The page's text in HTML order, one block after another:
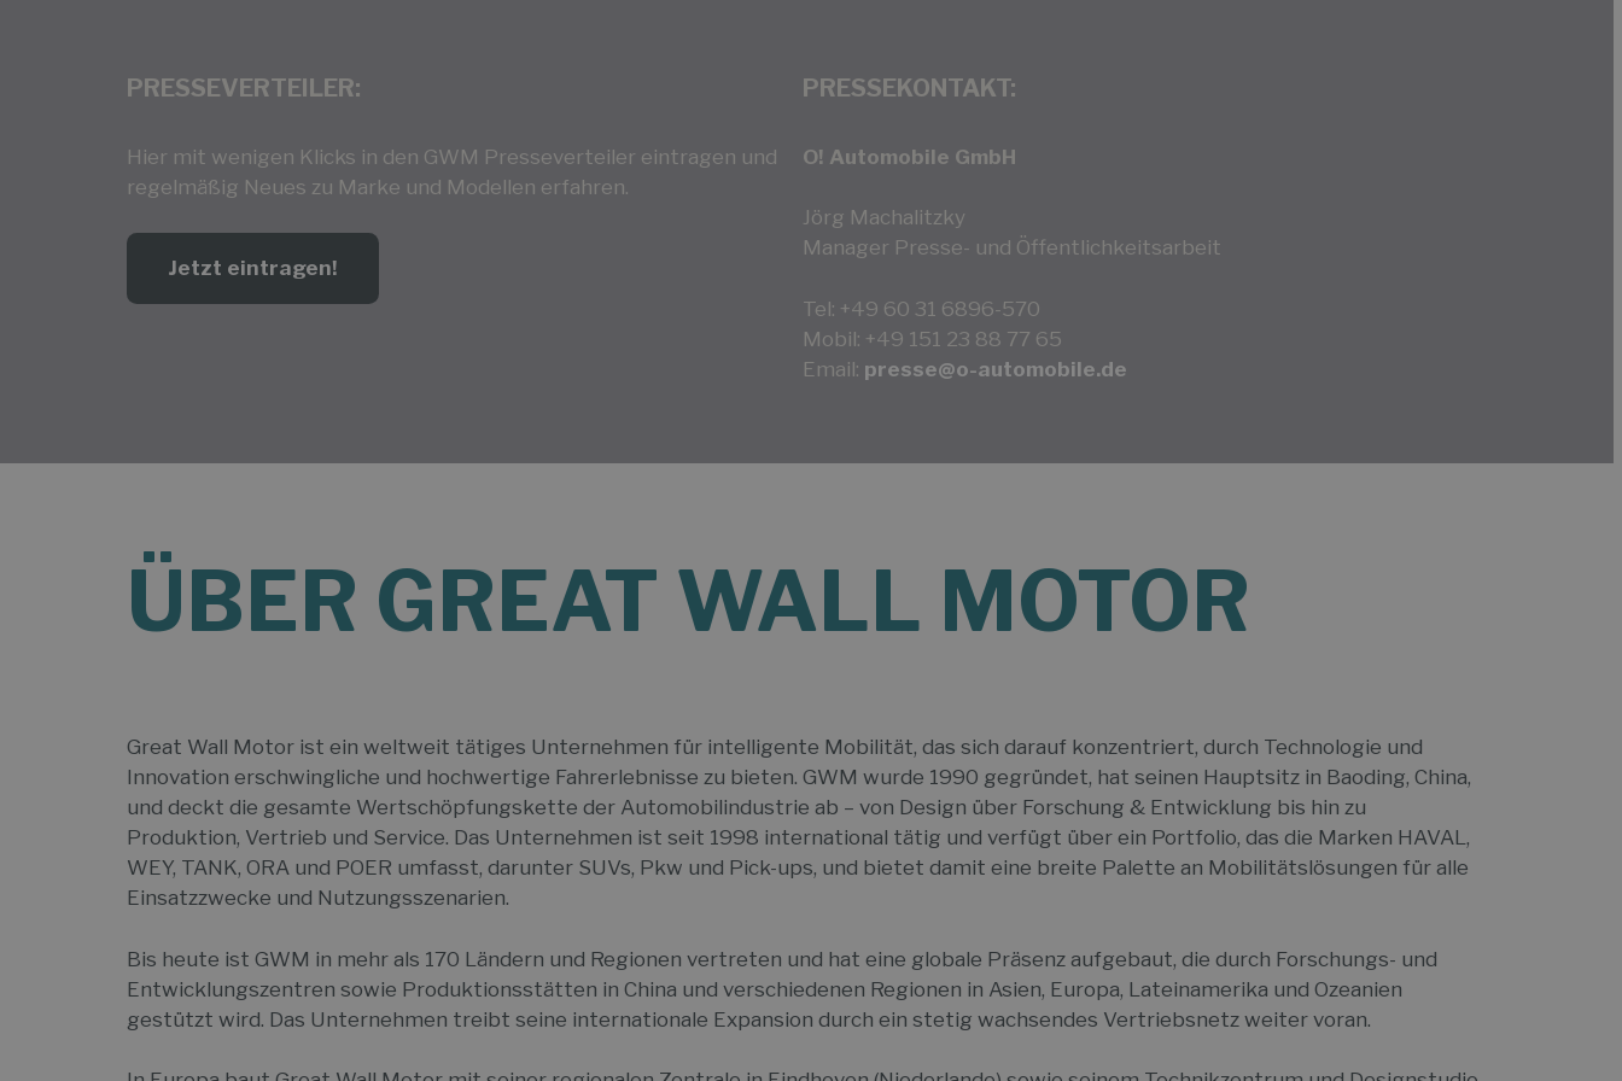
PRESSEVERTEILER:
Hier mit wenigen Klicks in den GWM Presseverteiler eintragen und
regelmäßig Neues zu Marke und Modellen erfahren.
Jetzt eintragen!
PRESSEKONTAKT:
O! Automobile GmbH
Jörg Machalitzky
Manager Presse- und Öffentlichkeitsarbeit
Tel: +49 60 31 6896-570
Mobil: +49 151 23 88 77 65
Email: presse@o-automobile.de
ÜBER GREAT WALL MOTOR
Great Wall Motor ist ein weltweit tätiges Unternehmen für intelligente Mobilität, das sich darauf konzentriert, durch Technologie und
Innovation erschwingliche und hochwertige Fahrerlebnisse zu bieten. GWM wurde 1990 gegründet, hat seinen Hauptsitz in Baoding, China,
und deckt die gesamte Wertschöpfungskette der Automobilindustrie ab – von Design über Forschung & Entwicklung bis hin zu
Produktion, Vertrieb und Service. Das Unternehmen ist seit 1998 international tätig und verfügt über ein Portfolio, das die Marken HAVAL,
WEY, TANK, ORA und POER umfasst, darunter SUVs, Pkw und Pick-ups, und bietet damit eine breite Palette an Mobilitätslösungen für alle
Einsatzzwecke und Nutzungsszenarien.
Bis heute ist GWM in mehr als 170 Ländern und Regionen vertreten und hat eine globale Präsenz aufgebaut, die durch Forschungs- und
Entwicklungszentren sowie Produktionsstätten in China und verschiedenen Regionen in Asien, Europa, Lateinamerika und Ozeanien
gestützt wird. Das Unternehmen treibt seine internationale Expansion durch ein stetig wachsendes Vertriebsnetz weiter voran.